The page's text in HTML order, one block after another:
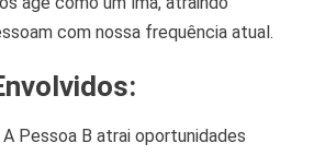
com nossa frequência atual.
A Pessoa B atrai oportunidades